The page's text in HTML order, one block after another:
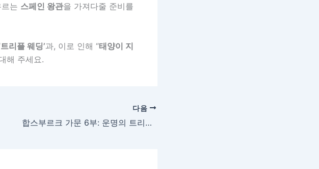
는 스페인 왕관을 가져다줄 준비를
리플 웨딩’과, 이로 인해 “태양이 지
해 주세요.
다음
합스부르크 가문 6부: 운명의 트리플 웨딩